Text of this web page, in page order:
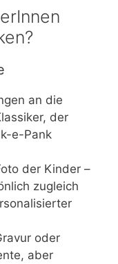
an die
der
e-Pank
der Kinder –
zugleich
oder
aber